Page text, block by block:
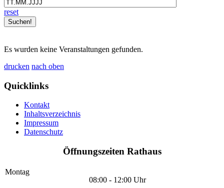
reset
Es wurden keine Veranstaltungen gefunden.
drucken nach oben
Quicklinks
Kontakt
Inhaltsverzeichnis
Impressum
Datenschutz
Öffnungszeiten Rathaus
Montag
08:00 - 12:00 Uhr